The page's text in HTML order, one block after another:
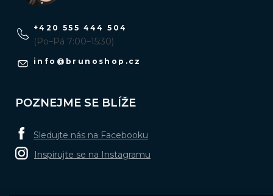
info @ brunoshop.cz
+420 555 444 504
(Po–Pá 7:00–15:30)
POZNEJME SE BLÍŽE
Sledujte nás na Facebooku
Inspirujte se na Instagramu